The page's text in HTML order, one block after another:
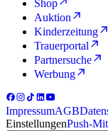
Shop
Auktion
Kinderzeitung
Trauerportal
Partnersuche
Werbung
ImpressumAGB
EinstellungenPush-